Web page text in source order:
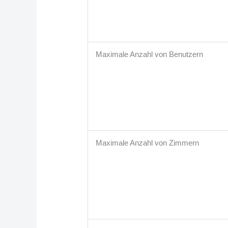
Maximale Anzahl von Benutzern
Maximale Anzahl von Zimmern